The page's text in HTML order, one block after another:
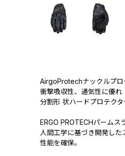
AirgoProtechナックルプロ
衝撃吸収性、通気性に優
分割形 状ハードプロテク
ERGO PROTECHパームス
人間工学に基づき開発し
性能を確保。